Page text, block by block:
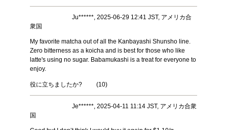
Ju******, 2025-06-29 12:41 JST, アメリカ合
衆国
My favorite matcha out of all the Kanbayashi Shunsho line.
Zero bitterness as a koicha and is best for those who like
latte's using no sugar. Babamukashi is a treat for everyone to
enjoy.
役に立ちましたか? (10)
Je******, 2025-04-11 11:14 JST, アメリカ合衆
国